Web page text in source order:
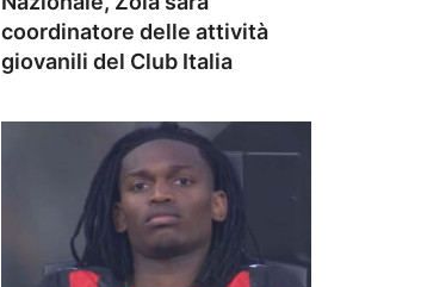
coordinatore delle attività
giovanili del Club Italia